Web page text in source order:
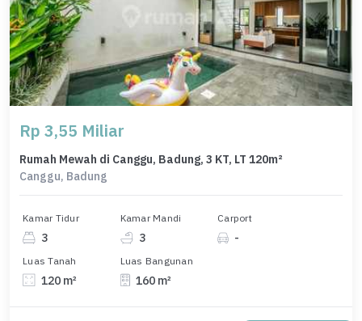
Rp 3,55 Miliar
Rumah Mewah di Canggu, Badung, 3 KT, LT 120m²
Canggu, Badung
Kamar Tidur
3
Kamar Mandi
3
Carport
-
Luas Tanah
120 m²
Luas Bangunan
160 m²